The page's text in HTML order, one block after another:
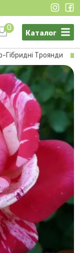
0
Каталог
Гібридні Троянди